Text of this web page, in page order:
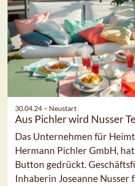
30.04.24 – Neustart
Aus Pichler wird Nusser
Das Unternehmen für
Hermann Pichler GmbH,
Button gedrückt.
Inhaberin Joseanne Nusser